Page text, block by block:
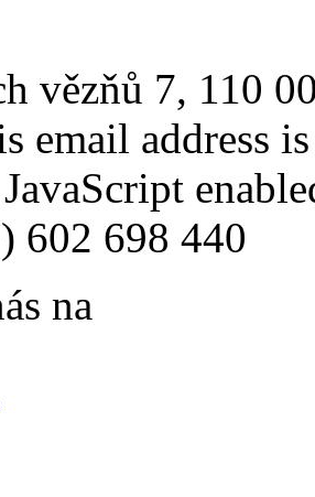
vězňů 7, 110
email address
602 698 440
na